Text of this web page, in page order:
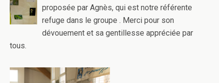
proposée par Agnès, qui est notre référente
refuge dans le groupe . Merci pour son
dévouement et sa gentillesse appréciée par
tous.